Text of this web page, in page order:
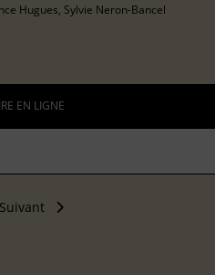
Hugues, Sylvie Neron-Bancel
EN LIGNE
Suivant